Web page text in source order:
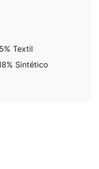
Textil
Sintético